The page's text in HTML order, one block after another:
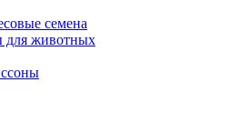
семена
для животных